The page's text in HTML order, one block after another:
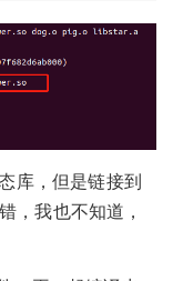
库，但是链接到
，我也不知道，